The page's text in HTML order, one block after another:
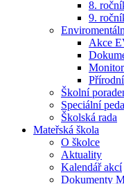
8.
9.
Akce
Školní
Speciální
Školská rada
Mateřská škola
O školce
Aktuality
Kalendář akcí
Dokumenty